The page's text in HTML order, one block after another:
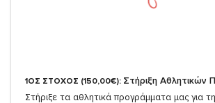
1ΟΣ ΣΤΟΧΟΣ (150,00€): Στήριξη Αθλητικών
Στήριξε τα αθλητικά προγράμματα μας για